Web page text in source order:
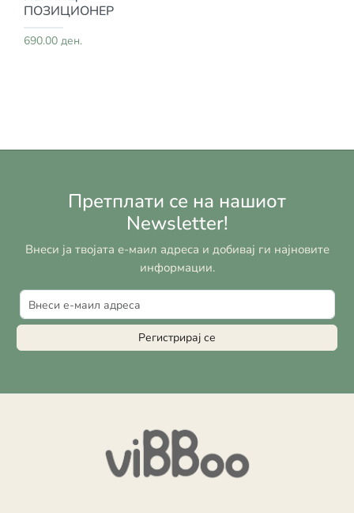
ПОЗИЦИОНЕР
690.00 ден.
Претплати се на нашиот
Newsletter!
Внеси ја твојата е-маил адреса и добивај ги најновите
информации.
Регистрирај се